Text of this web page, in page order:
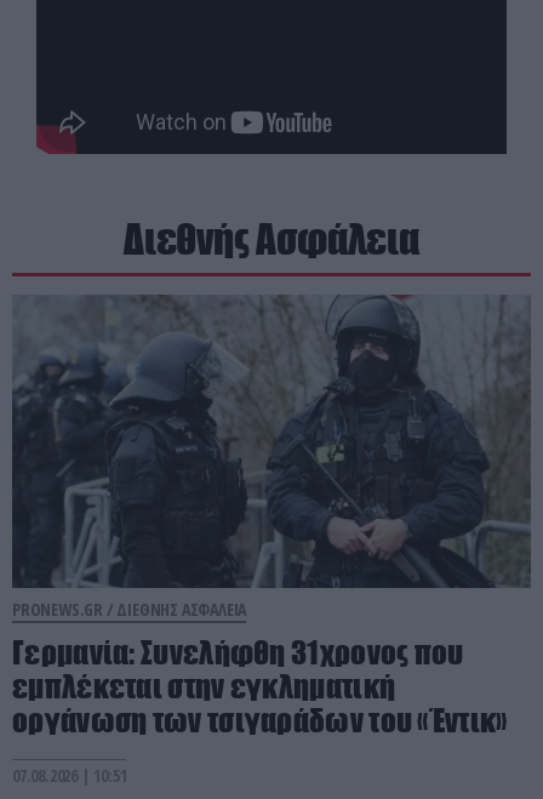
Διεθνής Ασφάλεια
PRONEWS.GR / ΔΙΕΘΝΗΣ ΑΣΦΑΛΕΙΑ
Γερμανία: Συνελήφθη 31χρονος που
εμπλέκεται στην εγκληματική
οργάνωση των τσιγαράδων του «Έντικ»
07.08.2026 | 10:51